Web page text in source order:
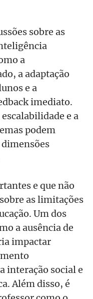
sobre as
a
a adaptação
e a
imediato.
e a
podem
e que não
as limitações
o. Um dos
aausência de
impactar
interação social e
Além disso, é